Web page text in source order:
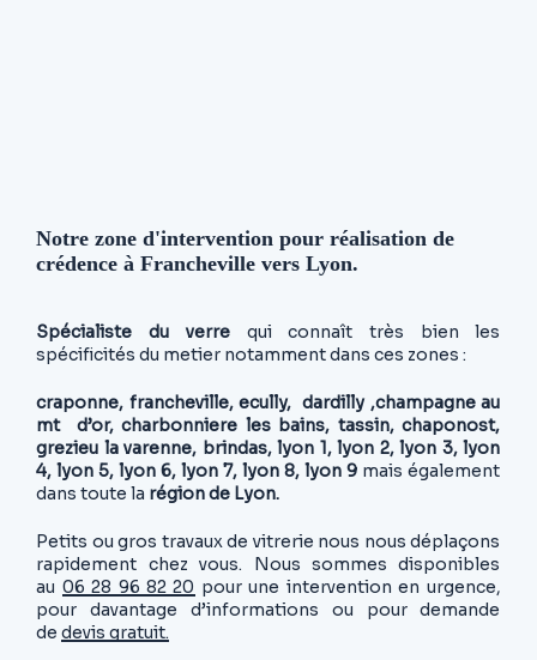
Notre zone d'intervention pour réalisation de
crédence à Francheville vers Lyon.
Spécialiste du verrequi connaît très bien les
spécificités du metier notamment dans ces zones :
craponne, francheville, ecully, dardilly ,champagne au
mt d’or, charbonniere les bains, tassin, chaponost,
grezieu la varenne, brindas, lyon 1, lyon 2, lyon 3, lyon
4, lyon 5, lyon 6, lyon 7, lyon 8, lyon 9 mais également
dans toute la région de Lyon.
Petits ou gros travaux de vitrerie nous nous déplaçons
rapidement chez vous. Nous sommes disponibles
au 06 28 96 82 20 pour une intervention en urgence,
pour davantage d’informations ou pour demande
dedevis gratuit.